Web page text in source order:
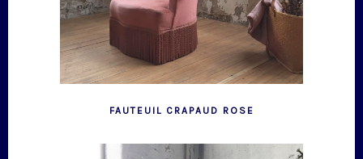
FAUTEUIL CRAPAUD ROSE